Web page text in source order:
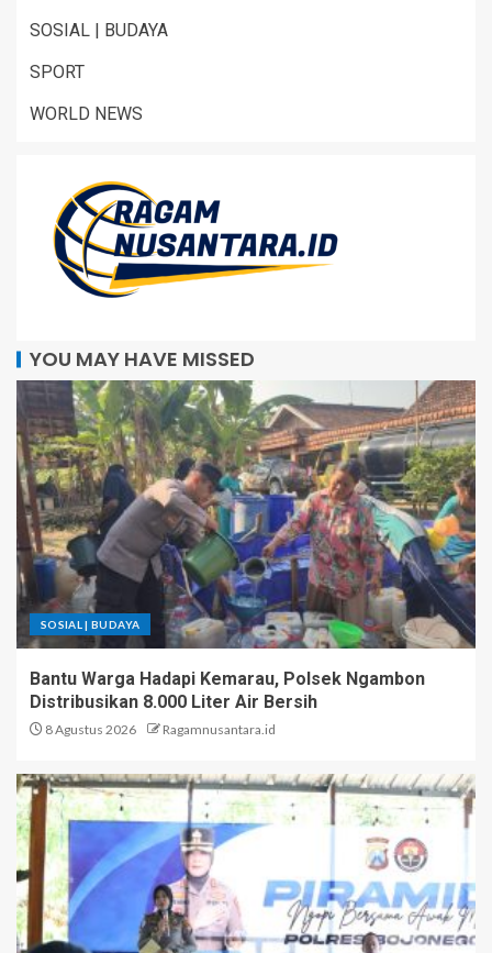
SOSIAL | BUDAYA
SPORT
WORLD NEWS
YOU MAY HAVE MISSED
SOSIAL | BUDAYA
Bantu Warga Hadapi Kemarau, Polsek Ngambon
Distribusikan 8.000 Liter Air Bersih
8 Agustus 2026 Ragamnusantara.id